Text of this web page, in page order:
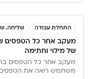
התחלת עבודה שליחה,
מעקב אחר כל הטפסים
של מילוי וחתימה
מעקב אחר כל הטפסים
משתמש רואה את הטפסים